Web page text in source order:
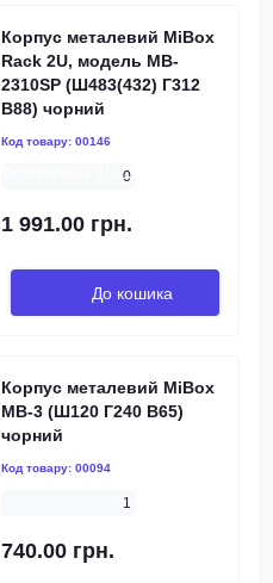
Корпус металевий MiBox
Rack 2U, модель MB-
2310SP (Ш483(432) Г312
В88) чорний
Код товару: 00146
0
1 991.00 грн.
До кошика
Корпус металевий MiBox
MB-3 (Ш120 Г240 В65)
чорний
Код товару: 00094
1
740.00 грн.